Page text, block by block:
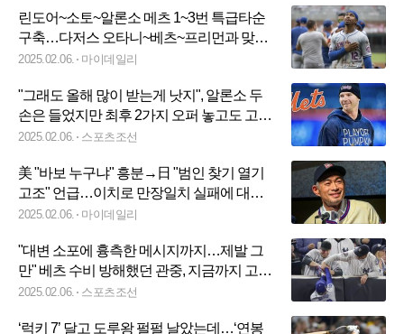
린도어~소토~알론소 메츠 1~3번 특급타순
구축…다저스 오타니~베츠~프리먼과 맞
짱? 판은 깔렸다
2025.02.06. 마이데일리
"그래도 올해 많이 받는게 낫지", 알론소 두
손은 들었지만 최후 2가지 오퍼 놓고도 고
민...2년 계약 뒷얘기
2025.02.06. 스포츠조선
美 "바보 누구냐" 흥분→日 "범인 찾기 열기
고조" 언급…이치로 만장일치 실패에 대한
상반된 반응
2025.02.06. 마이데일리
"대변 소포에 흉측한 메시지까지…제발 그
만" 베츠 수비 방해했던 관중, 지금까지 고통
받는다
2025.02.06. 스포츠조선
‘럭키 7’ 달고 도루왕 펄펄 날았는데…‘연봉